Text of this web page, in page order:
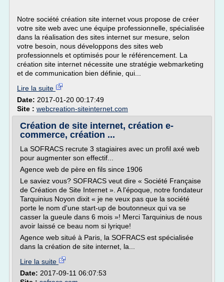
Notre société création site internet vous propose de créer
votre site web avec une équipe professionnelle, spécialisée
dans la réalisation des sites internet sur mesure, selon
votre besoin, nous développons des sites web
professionnels et optimisés pour le référencement. La
création site internet nécessite une stratégie webmarketing
et de communication bien définie, qui...
Lire la suite
Date: 2017-01-20 00:17:49
Site : webcreation-siteinternet.com
Création de site internet, création e-
commerce, création ...
La SOFRACS recrute 3 stagiaires avec un profil axé web
pour augmenter son effectif...
Agence web de père en fils since 1906
Le saviez vous? SOFRACS veut dire « Société Française
de Création de Site Internet ». A l'époque, notre fondateur
Tarquinius Noyon dixit « je ne veux pas que la société
porte le nom d'une start-up de boutonneux qui va se
casser la gueule dans 6 mois »! Merci Tarquinius de nous
avoir laissé ce beau nom si lyrique!
Agence web situé à Paris, la SOFRACS est spécialisée
dans la création de site internet, la...
Lire la suite
Date: 2017-09-11 06:07:53